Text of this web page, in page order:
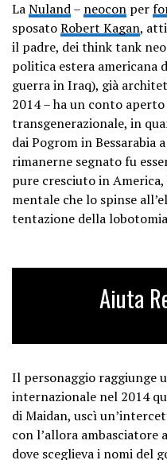
LaNuland– neocon per
sposatoRobert Kagan,
il padre, dei think tank
politica estera americana
guerra in Iraq), già
2014 – ha un conto
transgenerazionale, in
dai Pogrom in Bessarabia
rimanerne segnato fu
pure cresciuto in
mentale che lo spinse
tentazione della
Aiuta
Il personaggio raggiunge
internazionale nel 2014
di Maidan, uscì
con l’allora ambasciatore
dove sceglieva i nomi del